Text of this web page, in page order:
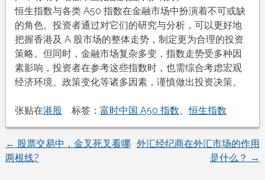
恒生指数与各类 A50 指数在金融市场中扮演着不可或缺
的角色。投资者通过对它们的研究与分析，可以更好地
把握香港及 A 股市场的整体走势，制定更为合理的投资
策略。但同时，金融市场复杂多变，指数走势受多种因
素影响，投资者在参考这些指数时，也需综合考虑宏观
经济环境、政策变化等诸多因素，谨慎做出投资决策。
张贴在港股 标签： 富时中国 A50 指数、恒生指数
文
← 股票交易中，金叉死叉看哪
两根线?
外汇经纪商在外汇市场的作用
是什么？ →